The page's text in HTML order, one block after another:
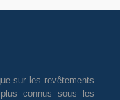
sur les revêtements
connus sous les